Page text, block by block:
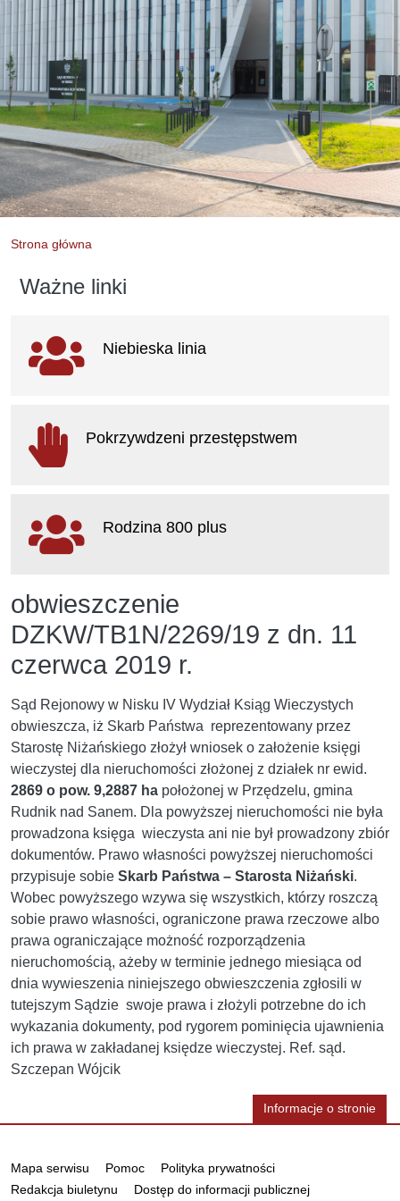
Strona główna
obwieszczenie
DZKW/TB1N/2269/19 z dn. 11
czerwca 2019 r.
Sąd Rejonowy w Nisku IV Wydział Ksiąg Wieczystych
obwieszcza, iż Skarb Państwa reprezentowany przez
Starostę Niżańskiego złożył wniosek o założenie księgi
wieczystej dla nieruchomości złożonej z działek nr ewid.
2869 o pow. 9,2887 ha położonej w Przędzelu, gmina
Rudnik nad Sanem. Dla powyższej nieruchomości nie była
prowadzona księga wieczysta ani nie był prowadzony zbiór
dokumentów. Prawo własności powyższej nieruchomości
przypisuje sobie Skarb Państwa – Starosta Niżański.
Wobec powyższego wzywa się wszystkich, którzy roszczą
sobie prawo własności, ograniczone prawa rzeczowe albo
prawa ograniczające możność rozporządzenia
nieruchomością, ażeby w terminie jednego miesiąca od
dnia wywieszenia niniejszego obwieszczenia zgłosili w
tutejszym Sądzie swoje prawa i złożyli potrzebne do ich
wykazania dokumenty, pod rygorem pominięcia ujawnienia
ich prawa w zakładanej księdze wieczystej. Ref. sąd.
Szczepan Wójcik
Ważne linki
Ważne
linki
Niebieska linia
nowym
Pokrzywdzeni przestępstwem
nowym
Rodzina 800 plus
się
w
nowym
Informacje o stronie
Mapa serwisu Pomoc
Polityka prywatności
Redakcja biuletynu
Dostęp do informacji publicznej